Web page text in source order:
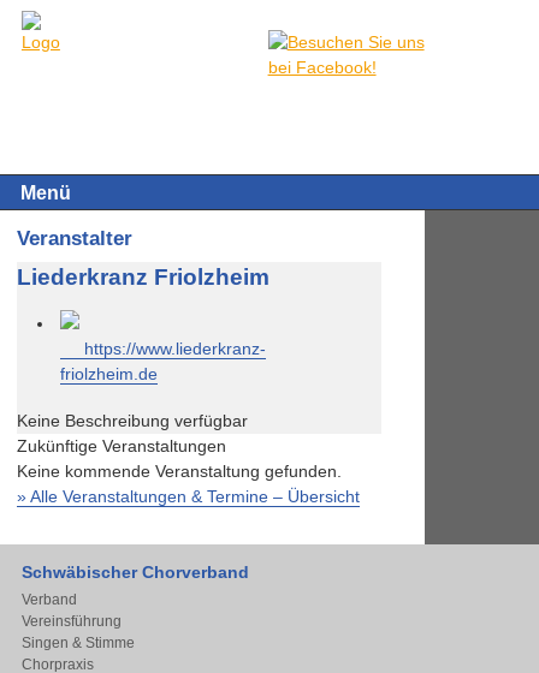
Menü
Veranstalter
Liederkranz Friolzheim
https://www.liederkranz-
friolzheim.de
Keine Beschreibung verfügbar
Zukünftige Veranstaltungen
Keine kommende Veranstaltung gefunden.
» Alle Veranstaltungen & Termine – Übersicht
Schwäbischer Chorverband
Verband
Vereinsführung
Singen & Stimme
Chorpraxis